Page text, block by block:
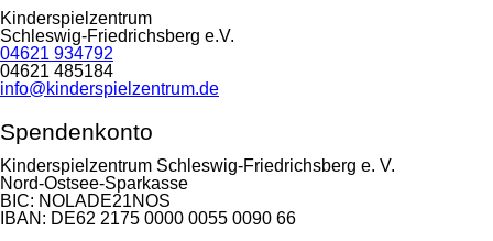
Kinderspielzentrum
Schleswig-Friedrichsberg e.V.
04621 934792
04621 485184
info@kinderspielzentrum.de
Spendenkonto
Kinderspielzentrum Schleswig-Friedrichsberg e. V.
Nord-Ostsee-Sparkasse
BIC: NOLADE21NOS
IBAN: DE62 2175 0000 0055 0090 66